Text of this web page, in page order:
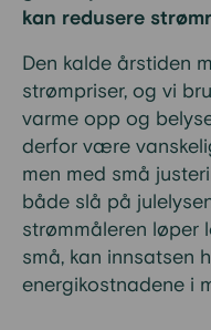
kan redusere
Den kalde årstiden
strømpriser, og vi
varme opp og
derfor være
men med små
både slå på
strømmåleren løper
små, kan innsatsen
energikostnadene i